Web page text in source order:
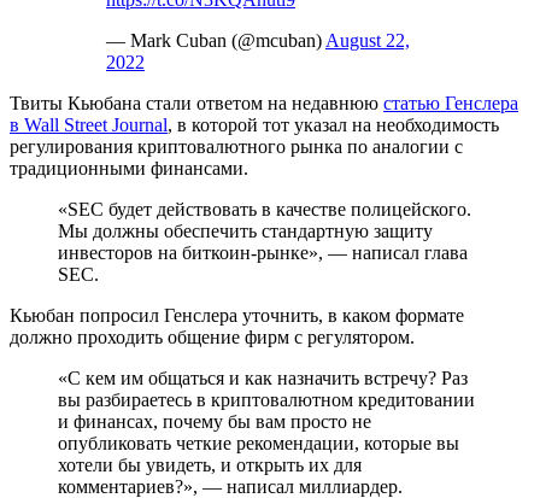
— Mark Cuban (@mcuban) August 22,
2022
Твиты Кьюбана стали ответом на недавнюю статью Генслера
в Wall Street Journal, в которой тот указал на необходимость
регулирования криптовалютного рынка по аналогии с
традиционными финансами.
«SEC будет действовать в качестве полицейского.
Мы должны обеспечить стандартную защиту
инвесторов на биткоин-рынке», — написал глава
SEC.
Кьюбан попросил Генслера уточнить, в каком формате
должно проходить общение фирм с регулятором.
«С кем им общаться и как назначить встречу? Раз
вы разбираетесь в криптовалютном кредитовании
и финансах, почему бы вам просто не
опубликовать четкие рекомендации, которые вы
хотели бы увидеть, и открыть их для
комментариев?», — написал миллиардер.